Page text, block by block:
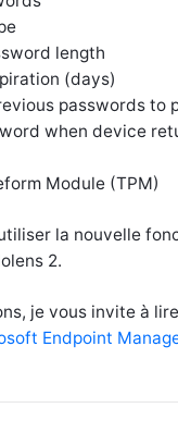
length
(days)
passwords to
when device
Module (TPM)
la nouvelle
2.
je vous invite à
Endpoint